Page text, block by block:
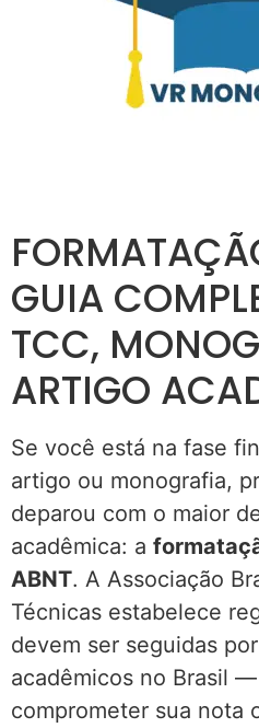
GUIA
TCC,
ARTIGO
Se você está na fase
artigo ou monografia,
deparou com o maior
acadêmica: a
ABNT. A Associação
Técnicas estabelece
devem ser seguidas
acadêmicos no Brasil
comprometer sua nota